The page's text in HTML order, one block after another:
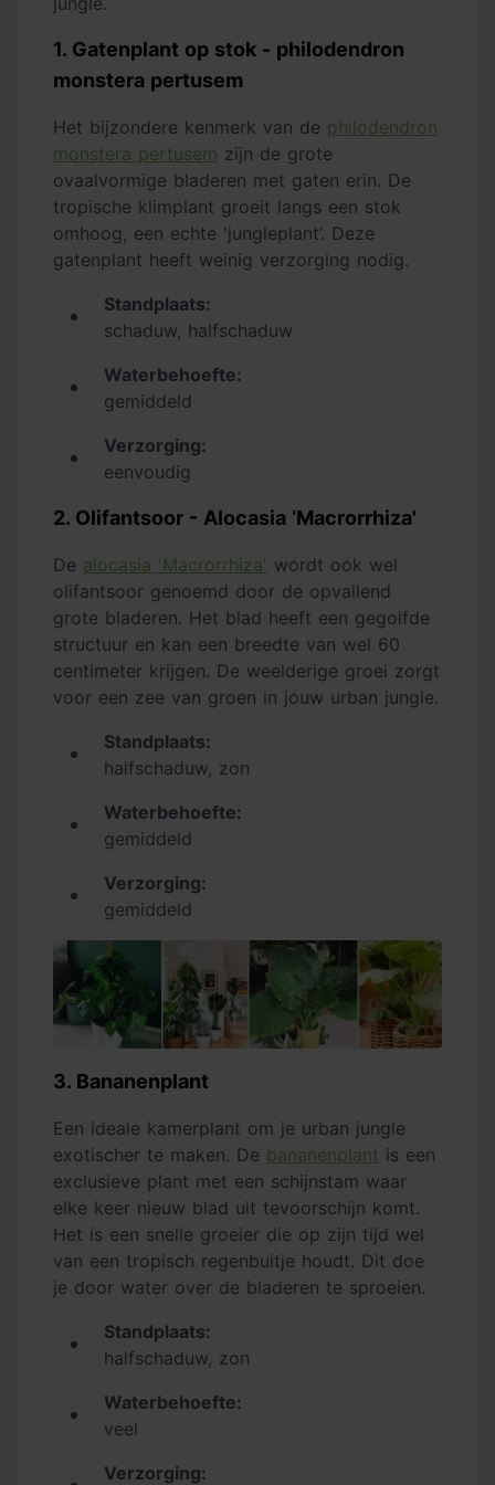
1. Gatenplant op stok - philodendron
monstera pertusem
Het bijzondere kenmerk van de philodendron
monstera pertusem zijn de grote
ovaalvormige bladeren met gaten erin. De
tropische klimplant groeit langs een stok
omhoog, een echte 'jungleplant’. Deze
gatenplant heeft weinig verzorging nodig.
Standplaats:
schaduw, halfschaduw
Waterbehoefte:
gemiddeld
Verzorging:
eenvoudig
2. Olifantsoor - Alocasia ‘Macrorrhiza'
De alocasia 'Macrorrhiza' wordt ook wel
olifantsoor genoemd door de opvallend
grote bladeren. Het blad heeft een gegolfde
structuur en kan een breedte van wel 60
centimeter krijgen. De weelderige groei zorgt
voor een zee van groen in jouw urban jungle.
Standplaats:
halfschaduw, zon
Waterbehoefte:
gemiddeld
Verzorging:
gemiddeld
3. Bananenplant
Een ideale kamerplant om je urban jungle
exotischer te maken. De bananenplant is een
exclusieve plant met een schijnstam waar
elke keer nieuw blad uit tevoorschijn komt.
Het is een snelle groeier die op zijn tijd wel
van een tropisch regenbuitje houdt. Dit doe
je door water over de bladeren te sproeien.
Standplaats:
halfschaduw, zon
Waterbehoefte:
veel
Verzorging: